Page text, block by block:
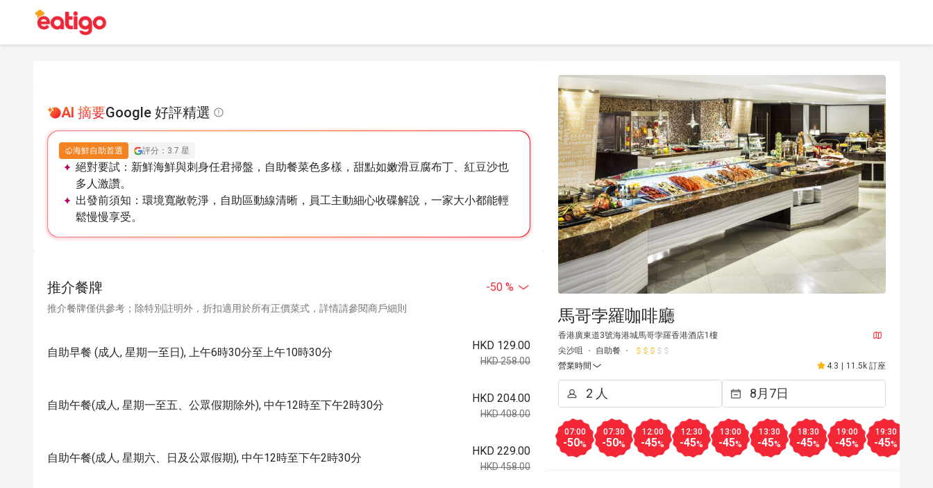
AI 摘要Google 好評精選
海鮮自助首選 評分：3.7 星
絕對要試： 新鮮海鮮與刺身任君掃盤，自助餐菜色多樣，甜點如嫩滑豆腐布丁、紅豆沙也
多人激讚。
出發前須知： 環境寬敞乾淨，自助區動線清晰，員工主動細心收碟解說，一家大小都能輕
鬆慢慢享受。
推介餐牌 -50 %
推介餐牌僅供參考；除特別註明外，折扣適用於所有正價菜式，詳情請參閱商戶細則
自助早餐 (成人, 星期一至日), 上午6時30分至上午10時30分
HKD 129.00
HKD 258.00
自助午餐(成人, 星期一至五、公眾假期除外), 中午12時至下午2時30分
HKD 204.00
HKD 408.00
自助午餐(成人, 星期六、日及公眾假期), 中午12時至下午2時30分
HKD 229.00
HKD 458.00
馬哥孛羅咖啡廳
香港廣東道3號海港城馬哥孛羅香港酒店1樓
尖沙咀
自助餐
營業時間
4.3 | 11.5k 訂座
07:00
-50%
07:30
-50%
12:00
-45%
12:30
-45%
13:00
-45%
13:30
-45%
18:30
-45%
19:00
-45%
19:30
-45%